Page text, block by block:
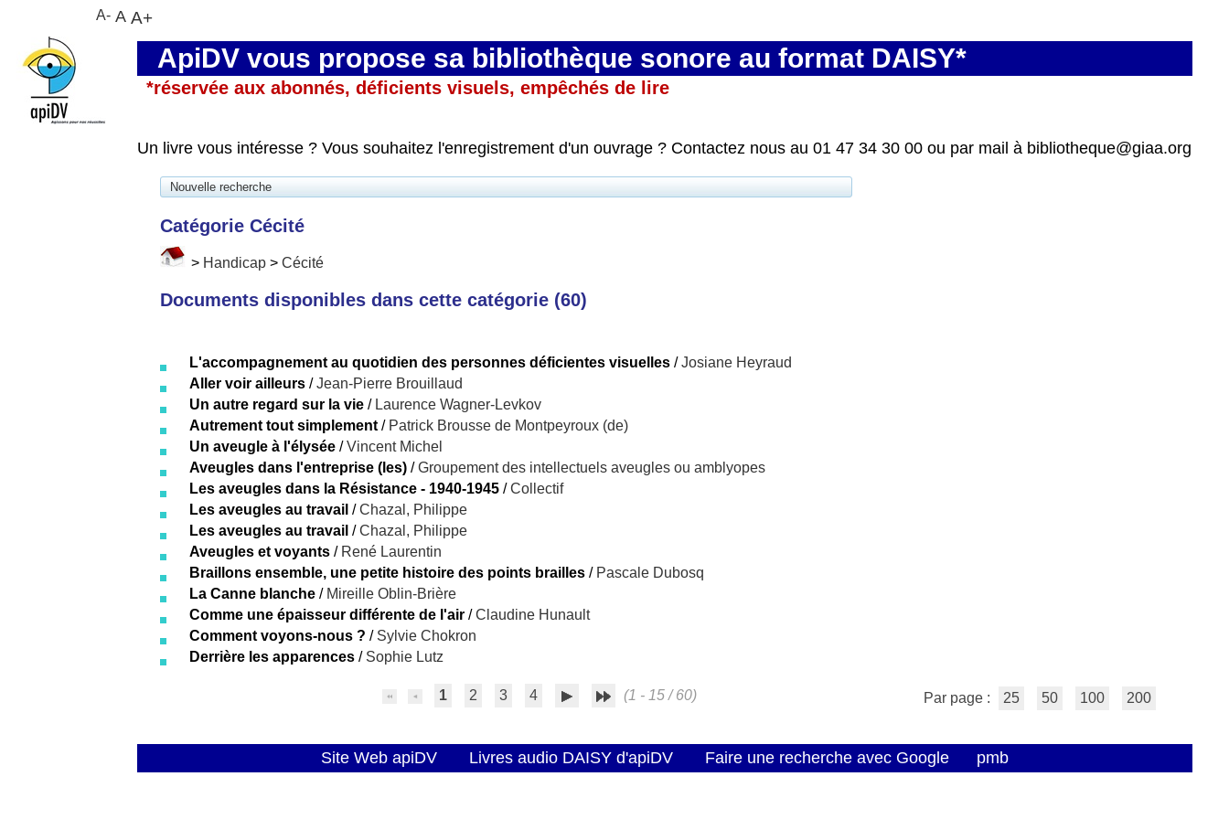
ApiDV vous propose sa bibliothèque sonore au format DAISY*
*réservée aux abonnés, déficients visuels, empêchés de lire
Un livre vous intéresse ? Vous souhaitez l'enregistrement d'un ouvrage ? Contactez nous au 01 47 34 30 00 ou par mail à bibliotheque@giaa.org
Nouvelle recherche
Catégorie Cécité
> Handicap > Cécité
Documents disponibles dans cette catégorie (60)
L'accompagnement au quotidien des personnes déficientes visuelles /Josiane Heyraud
Aller voir ailleurs /Jean-Pierre Brouillaud
Un autre regard sur la vie / Laurence Wagner-Levkov
Autrement tout simplement / Patrick Brousse de Montpeyroux (de)
Un aveugle à l'élysée /Vincent Michel
Aveugles dans l'entreprise (les) /Groupement des intellectuels aveugles ou amblyopes
Les aveugles dans la Résistance - 1940-1945 /Collectif
Les aveugles au travail /Chazal, Philippe
Les aveugles au travail /Chazal, Philippe
Aveugles et voyants / René Laurentin
Braillons ensemble, une petite histoire des points brailles / Pascale Dubosq
La Canne blanche / Mireille Oblin-Brière
Comme une épaisseur différente de l'air /Claudine Hunault
Comment voyons-nous ? / Sylvie Chokron
Derrière les apparences / Sophie Lutz
1 2 3 4 (1 - 15 / 60) Par page : 25 50 100 200
Site Web apiDV Livres audio DAISY d'apiDV Faire une recherche avec Google pmb
A- A A+